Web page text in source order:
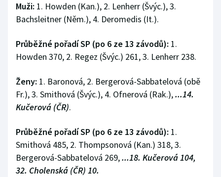
Triatlon
Vodní slalom
Volejbal
Ostatní
Muži: 1. Howden (Kan.), 2. Lenherr (Švýc.), 3.
Bachsleitner (Něm.), 4. Deromedis (It.).
Průběžné pořadí SP (po 6 ze 13 závodů): 1.
Howden 370, 2. Regez (Švýc.) 261, 3. Lenherr 238.
Ženy: 1. Baronová, 2. Bergerová-Sabbatelová (obě
Fr.), 3. Smithová (Švýc.), 4. Ofnerová (Rak.),...14.
Kučerová (ČR).
Průběžné pořadí SP (po 6 ze 13 závodů): 1.
Smithová 485, 2. Thompsonová (Kan.) 318, 3.
Bergerová-Sabbatelová 269,...18. Kučerová 104,
32. Cholenská (ČR) 10.